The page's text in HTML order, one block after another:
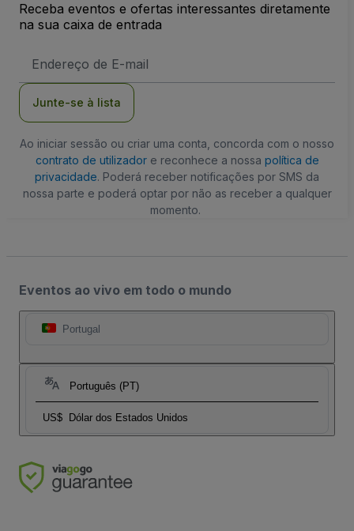
Receba eventos e ofertas interessantes diretamente
na sua caixa de entrada
de
Junte-se à lista
Ao iniciar sessão ou criar uma conta, concorda com o nosso
contrato de utilizadore reconhece a nossa política de
privacidade. Poderá receber notificações por SMS da
nossa parte e poderá optar por não as receber a qualquer
momento.
Eventos ao vivo em todo o mundo
Portugal
Português (PT)
US$ Dólar dos Estados Unidos